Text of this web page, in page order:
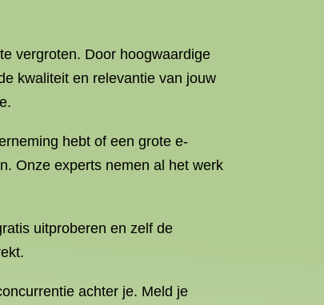
vergroten. Door hoogwaardige
kwaliteit en relevantie van jouw
hebt of een grote e-
Onze experts nemen al het werk
uitproberen en zelf de
achter je. Meld je